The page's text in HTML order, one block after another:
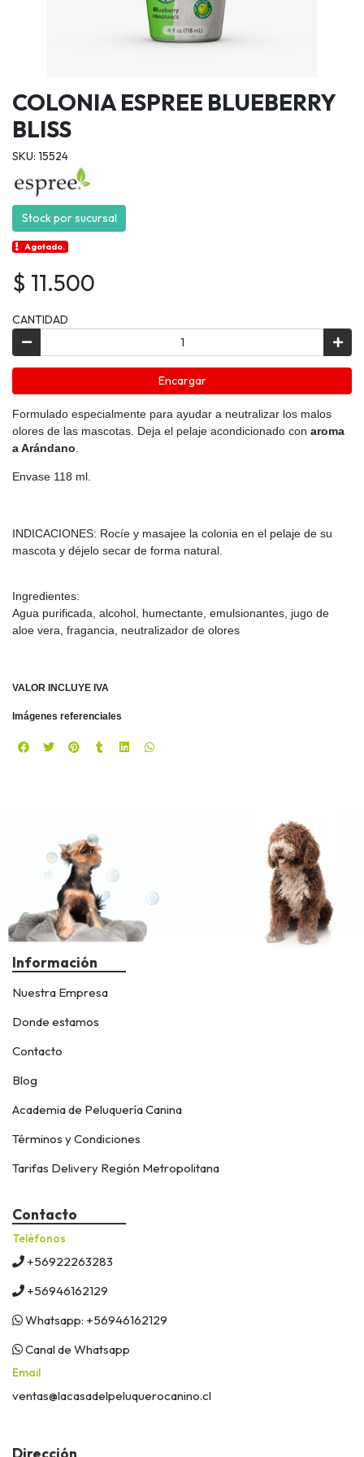
COLONIA ESPREE BLUEBERRY
BLISS
SKU: 15524
Stock por sucursal
Agotado.
$ 11.500
CANTIDAD
Encargar
Formulado especialmente para ayudar a neutralizar los malos
olores de las mascotas. Deja el pelaje acondicionado con aroma
a Arándano.
Envase 118 ml.
INDICACIONES: Rocíe y masajee la colonia en el pelaje de su
mascota y déjelo secar de forma natural.
Ingredientes:
Agua purificada, alcohol, humectante, emulsionantes, jugo de
aloe vera, fragancia, neutralizador de olores
VALOR INCLUYE IVA
Imágenes referenciales
Información
Nuestra Empresa
Donde estamos
Contacto
Blog
Academia de Peluquería Canina
Términos y Condiciones
Tarifas Delivery Región Metropolitana
Contacto
Teléfonos
+56922263283
+56946162129
Whatsapp: +56946162129
Canal de Whatsapp
Email
ventas@lacasadelpeluquerocanino.cl